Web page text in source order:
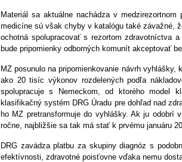
Materiál sa aktuálne nachádza v
medicíne sú však chyby v katalógu také závažné,
ochotná spolupracovať s rezortom zdravotníctva
bude pripomienky odborných komunít akceptovať
MZ posunulo na pripomienkovanie návrh
ako 20 tisíc výkonov rozdelených podľa
spolupracuje s Nemeckom, od ktorého model
klasifikačný systém DRG Úradu pre dohľad nad
ho MZ pretransformuje do vyhlášky. Ak ju odobrí
ročne, najbližšie sa tak má stať k prvému januáru
DRG zavádza platbu za skupiny diagnóz s
efektívnosti, zdravotné poisťovne vďaka nemu